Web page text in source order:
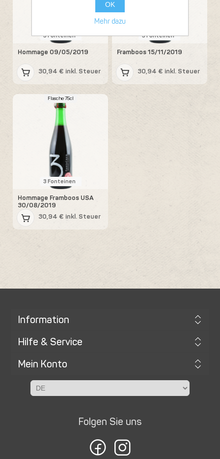
3 Fonteinen
Hommage 09/05/2019
30,94 € inkl. Steuer
3 Fonteinen
Framboos 15/11/2019
30,94 € inkl. Steuer
Flasche 75cl
3 Fonteinen
Hommage Framboos USA
30/08/2019
30,94 € inkl. Steuer
Information
Hilfe & Service
Mein Konto
Folgen Sie uns
OK
Mehr dazu